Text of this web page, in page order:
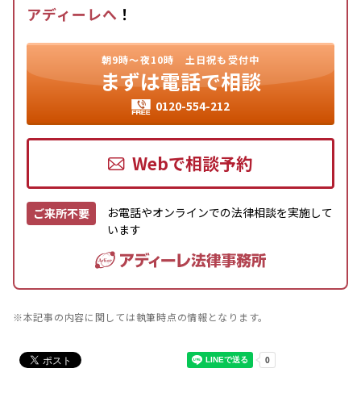
アディーレへ ！
朝9時〜夜10時 土日祝も受付中
まずは電話で相談
0120-554-212
Webで相談予約
ご来所不要
お電話やオンラインでの法律相談を実施して
います
※本記事の内容に関しては執筆時点の情報となります。